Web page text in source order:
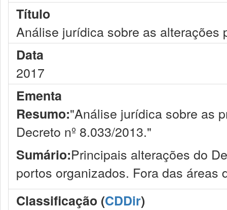
Título
Análise jurídica sobre as
Data
2017
Ementa
Resumo:"Análise jurídica sobre as
Decreto nº 8.033/2013."
Sumário:Principais alterações do
portos organizados. Fora das áreas
Classificação (CDDir)